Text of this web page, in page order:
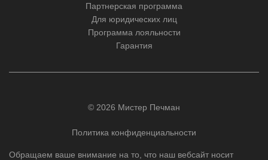
Партнерская программа
Для юридических лиц
Программа лояльности
Гарантия
© 2026 Мистер Печман
Политика конфиденциальности
Обращаем ваше внимание на то, что наш вебсайт носит